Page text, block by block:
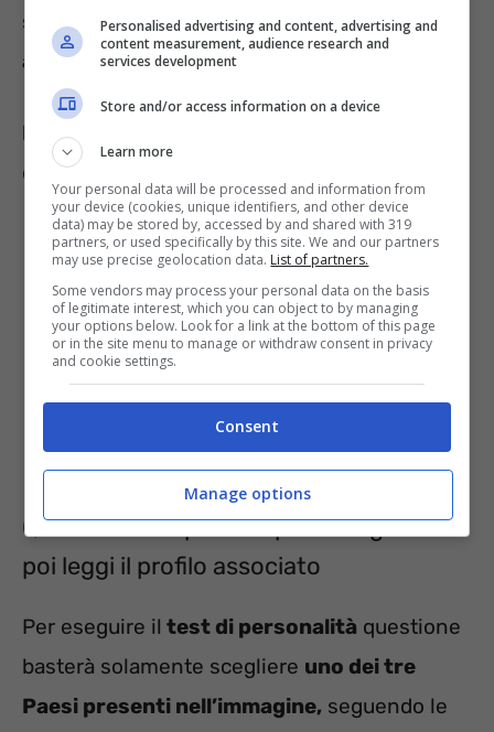
soltanto dopo, poi,si leggerà il profilo
associato e la relativa descrizione.
LEGGI ANCHE
che si sceglie indica se si è tipi vincenti
Quale Paese ti piace di più? Sceglilo e
poi leggi il profilo associato
Per eseguire il test di personalità questione
basterà solamente scegliere uno dei tre
Paesi presenti nell’immagine, seguendo le
Personalised advertising and content, advertising and
content measurement, audience research and
services development
Store and/or access information on a device
Learn more
Your personal data will be processed and information from
your device (cookies, unique identifiers, and other device
data) may be stored by, accessed by and shared with 319
partners, or used specifically by this site. We and our partners
may use precise geolocation data. List of partners.
Some vendors may process your personal data on the basis
of legitimate interest, which you can object to by managing
your options below. Look for a link at the bottom of this page
or in the site menu to manage or withdraw consent in privacy
and cookie settings.
Consent
Manage options